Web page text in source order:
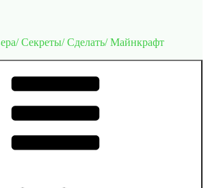
Секреты/ Сделать/ Майнкрафт